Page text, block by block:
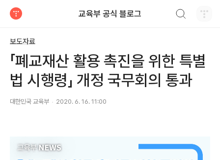
교육부 공식 블로그
보도자료
「폐교재산 활용 촉진을 위한 특별
법 시행령」 개정 국무회의 통과
대한민국 교육부 2020. 6. 16. 11:00